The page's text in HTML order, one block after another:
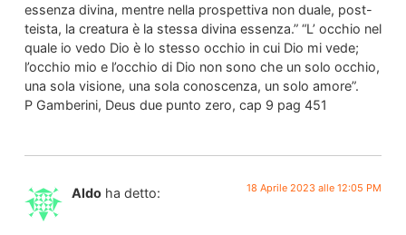
essenza divina, mentre nella prospettiva non duale, post-
teista, la creatura è la stessa divina essenza.” “L’ occhio nel
quale io vedo Dio è lo stesso occhio in cui Dio mi vede;
l’occhio mio e l’occhio di Dio non sono che un solo occhio,
una sola visione, una sola conoscenza, un solo amore”.
P Gamberini, Deus due punto zero, cap 9 pag 451
Aldo ha detto: 18 Aprile 2023 alle 12:05 PM